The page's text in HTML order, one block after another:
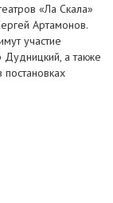
«Ла Скала»
Артамонов.
участие
Дудницкий, а также